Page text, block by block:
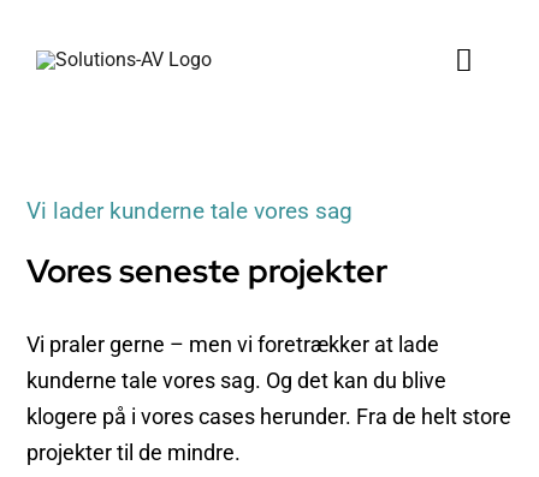
Newline skærme
Løsninger
Data Display
Sports kamera
Vi lader kunderne tale vores sag
Vores seneste projekter
Vi praler gerne – men vi foretrækker at lade
kunderne tale vores sag. Og det kan du blive
klogere på i vores cases herunder. Fra de helt store
projekter til de mindre.